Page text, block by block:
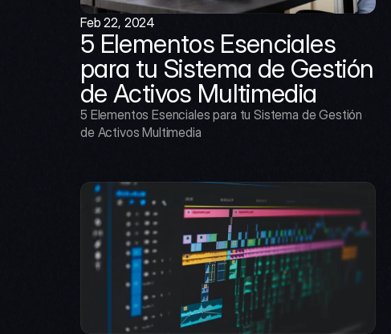
Feb 22, 2024
5 Elementos Esenciales
para tu Sistema de Gestión
de Activos Multimedia
5 Elementos Esenciales para tu Sistema de Gestión
de Activos Multimedia